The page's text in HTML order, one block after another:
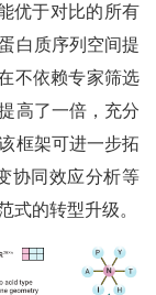
优于对比的所有
白质序列空间提
不依赖专家筛选
高了一倍，充分
框架可进一步拓
协同效应分析等
式的转型升级。